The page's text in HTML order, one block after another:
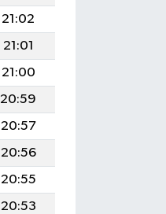
21:02
21:01
21:00
20:59
20:57
20:56
20:55
20:53